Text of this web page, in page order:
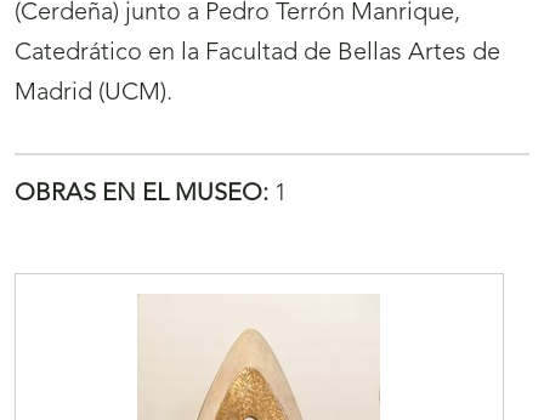
(Cerdeña) junto a Pedro Terrón Manrique,
Catedrático en la Facultad de Bellas Artes de
Madrid (UCM).
OBRAS EN EL MUSEO: 1